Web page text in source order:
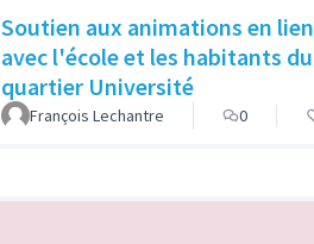
Soutien aux animations en lien
avec l'école et les habitants du
quartier Université
François Lechantre 0